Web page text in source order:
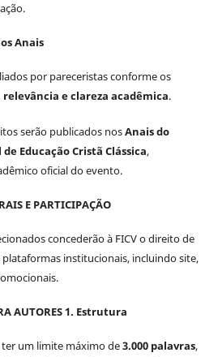
Anais
por pareceristas conforme os
e clareza acadêmica.
serão publicados nosAnais do
Educação Cristã Clássica,
oficial do evento.
E PARTICIPAÇÃO
concederão à FICV o direito de
institucionais, incluindo site,
AUTORES1. Estrutura
um limite máximo de3.000 palavras,